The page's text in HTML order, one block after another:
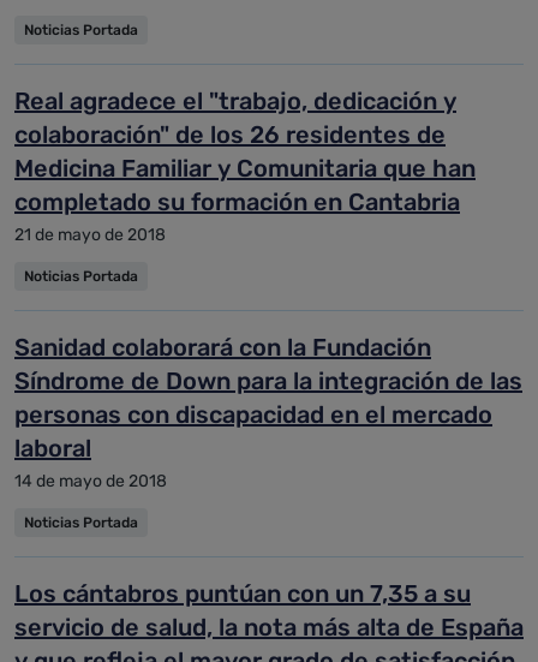
Noticias Portada
Real agradece el "trabajo, dedicación y
colaboración" de los 26 residentes de
Medicina Familiar y Comunitaria que han
completado su formación en Cantabria
21 de mayo de 2018
Noticias Portada
Sanidad colaborará con la Fundación
Síndrome de Down para la integración de las
personas con discapacidad en el mercado
laboral
14 de mayo de 2018
Noticias Portada
Los cántabros puntúan con un 7,35 a su
servicio de salud, la nota más alta de España